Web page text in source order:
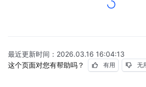
最近更新时间： 2026.03.16 16:04:13
这个页面对您有帮助吗？
有用 无